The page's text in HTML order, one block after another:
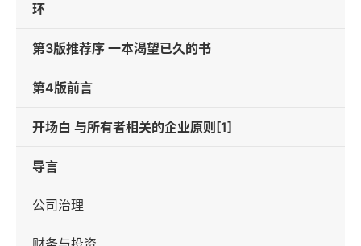
环
第3版推荐序 一本渴望已久的书
第4版前言
开场白 与所有者相关的企业原则[1]
导言
公司治理